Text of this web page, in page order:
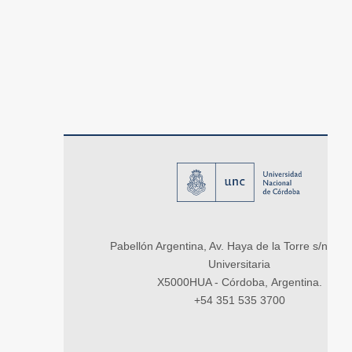
Pabellón Argentina, Av. Haya de la Torre s/n,
Universitaria
X5000HUA - Córdoba, Argentina.
+54 351 535 3700